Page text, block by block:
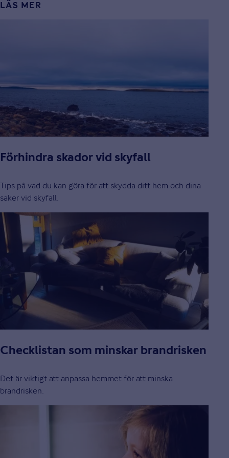
LÄS MER
Förhindra skador vid skyfall
Tips på vad du kan göra för att skydda ditt hem och dina
saker vid skyfall.
Checklistan som minskar brandrisken
Det är viktigt att anpassa hemmet för att minska
brandrisken.